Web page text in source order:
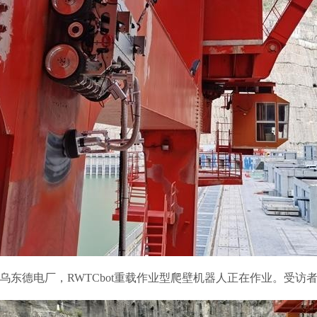
电厂，RWTCbot重载作业型爬壁机器人正在作业。受访